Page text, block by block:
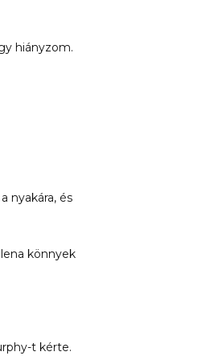
hiányzom.
nyakára, és
könnyek
t kérte.